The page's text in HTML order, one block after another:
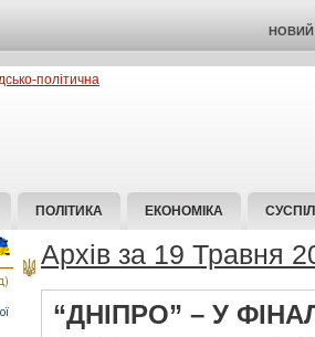
НОВИЙ
ПОЛІТИКА ЕКОНОМІКА
Архів за 19 Травня
“ДНІПРО” – У